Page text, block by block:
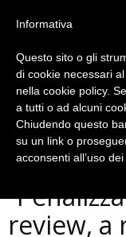
Politica
Provincia
review, a
Informativa
Questo sito o gli
di cookie necessari
nella cookie policy.
a tutti o ad alcuni
Chiudendo questo
su un link o
acconsenti all’uso dei